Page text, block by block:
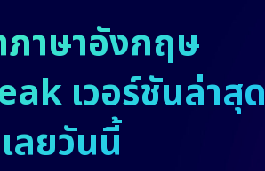
าษาอังกฤษ
เวอร์ชันล่าสุด
ลยวันนี้